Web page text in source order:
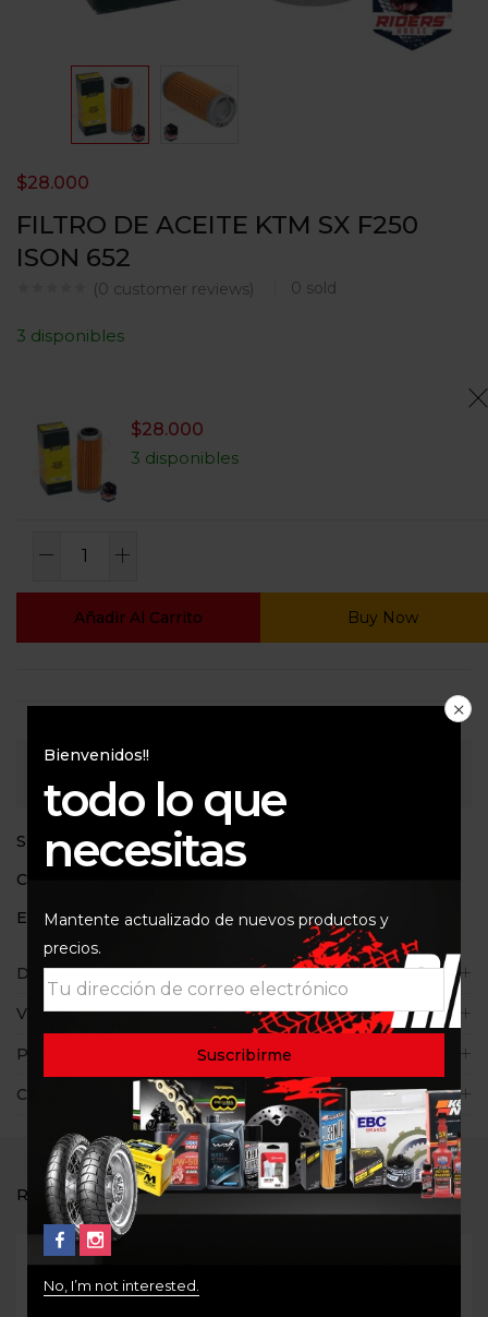
FILTRO DE ACEITE KTM SX F250
ISON 652
(0 customer reviews) 0 sold
$28.000
3 disponibles
$28.000
3 disponibles
Añadir Al Carrito Buy Now
SKU:ISON652
Categoría:
Etiquetas: ISON 652,KTMSX-F250
Descripción
Valoraciones (0)
Políticas de la tienda
Consultas
RELATED PRODUCTS
Bienvenidos!!
todo lo que
necesitas
Mantente actualizado de nuevos productos y
precios.
No, I’m not interested.